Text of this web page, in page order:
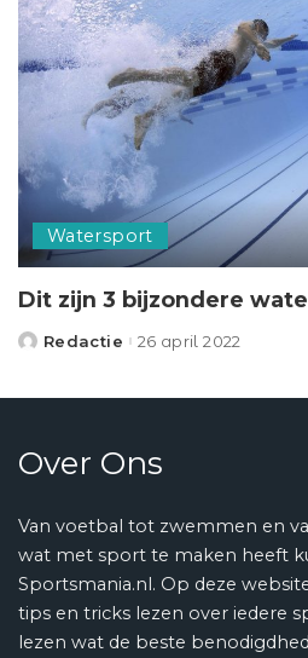
Watersport
Dit zijn 3 bijzondere
Posted
Redactie 26 april 2022
Over Ons
Van voetbal tot zwemmen en
wat met sport te maken heeft
Sportsmania.nl. Op deze
tips en tricks lezen over iedere
lezen wat de beste